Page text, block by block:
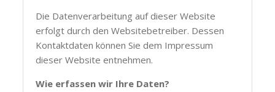
Die Datenverarbeitung auf dieser Website
erfolgt durch den Websitebetreiber. Dessen
Kontaktdaten können Sie dem Impressum
dieser Website entnehmen.
Wie erfassen wir Ihre Daten?